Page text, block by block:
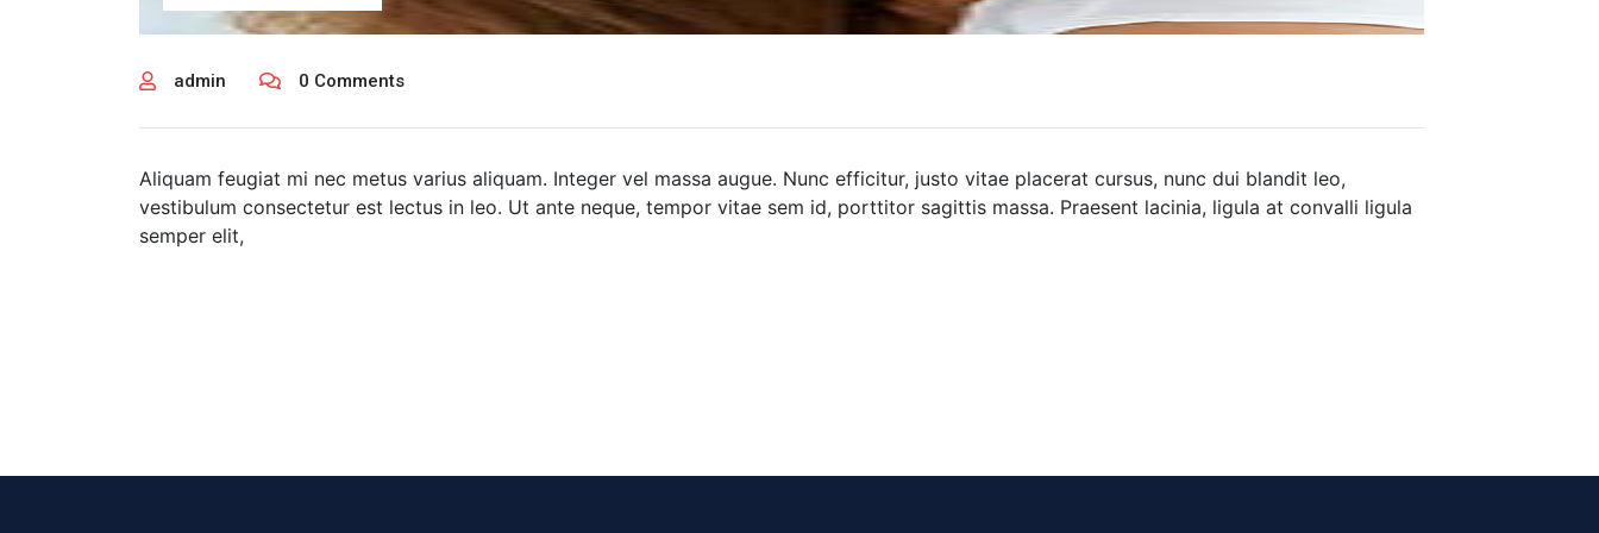
admin 0 Comments
Aliquam feugiat mi nec metus varius aliquam. Integer vel massa augue. Nunc efficitur, justo vitae placerat cursus, nunc dui blandit leo,
vestibulum consectetur est lectus in leo. Ut ante neque, tempor vitae sem id, porttitor sagittis massa. Praesent lacinia, ligula at convalli ligula
semper elit,